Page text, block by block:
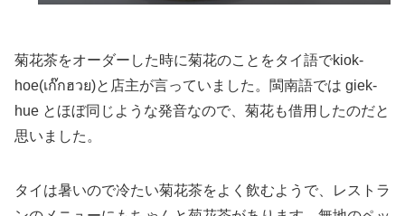
菊花茶をオーダーした時に菊花のことをタイ語でkiok-
hoe(เก๊กฮวย)と店主が言っていました。閩南語では giek-
hue とほぼ同じような発音なので、菊花も借用したのだと
思いました。
タイは暑いので冷たい菊花茶をよく飲むようで、レストラ